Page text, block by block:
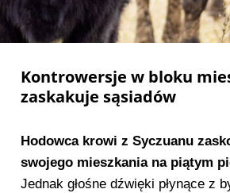
Kontrowersje w bloku
zaskakuje sąsiadów
Hodowca krowi z Syczuanu
swojego mieszkania na piątym
Jednak głośne dźwięki płynące z